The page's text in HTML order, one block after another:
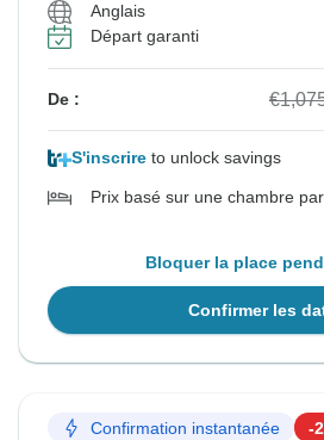
Anglais
Départ garanti
De :
S'inscrire to unlock savings
Prix basé sur une chambre
Bloquer la place
Confirmer les
Confirmation instantanée -